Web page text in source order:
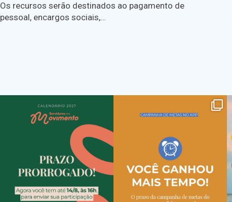
Os recursos serão destinados ao pagamento de
pessoal, encargos sociais,…